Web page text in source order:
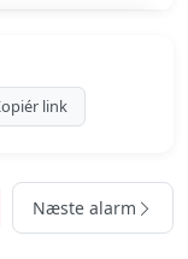
og kortet.
link
Næste alarm